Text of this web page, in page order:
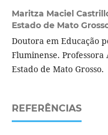
Maritza Maciel
Estado de Mato
Doutora em Educação
Fluminense.
Estado de Mato Grosso.
REFERÊNCIAS